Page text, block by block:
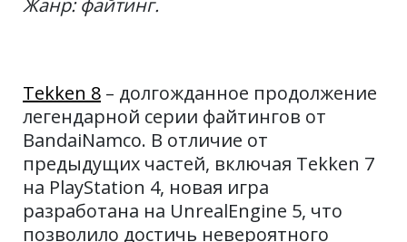
Жанр: файтинг.
Tekken 8 – долгожданное продолжение
легендарной серии файтингов от
BandaiNamco. В отличие от
предыдущих частей, включая Tekken 7
на PlayStation 4, новая игра
разработана на UnrealEngine 5, что
позволило достичь невероятного